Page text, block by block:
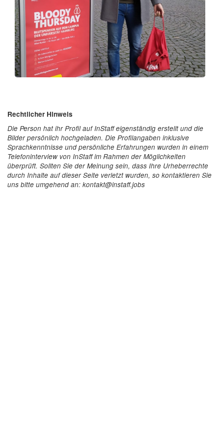
Rechtlicher Hinweis
Die Person hat ihr Profil auf InStaff eigenständig erstellt und die
Bilder persönlich hochgeladen. Die Profilangaben inklusive
Sprachkenntnisse und persönliche Erfahrungen wurden in einem
Telefoninterview von InStaff im Rahmen der Möglichkeiten
überprüft. Sollten Sie der Meinung sein, dass Ihre Urheberrechte
durch Inhalte auf dieser Seite verletzt wurden, so kontaktieren Sie
uns bitte umgehend an: kontakt@instaff.jobs